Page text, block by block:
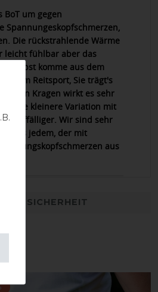
um gegen
Spannungeskopfschmerzen,
Die rückstrahlende Wärme
leicht fühlbar aber das
selbst komme aus dem
dem Reitsport, Sie trägt's
den Kragen wirkt es sehr
Die kleinere Variation mit
auffälliger. Wir sind sehr
es jedem, der mit
aus